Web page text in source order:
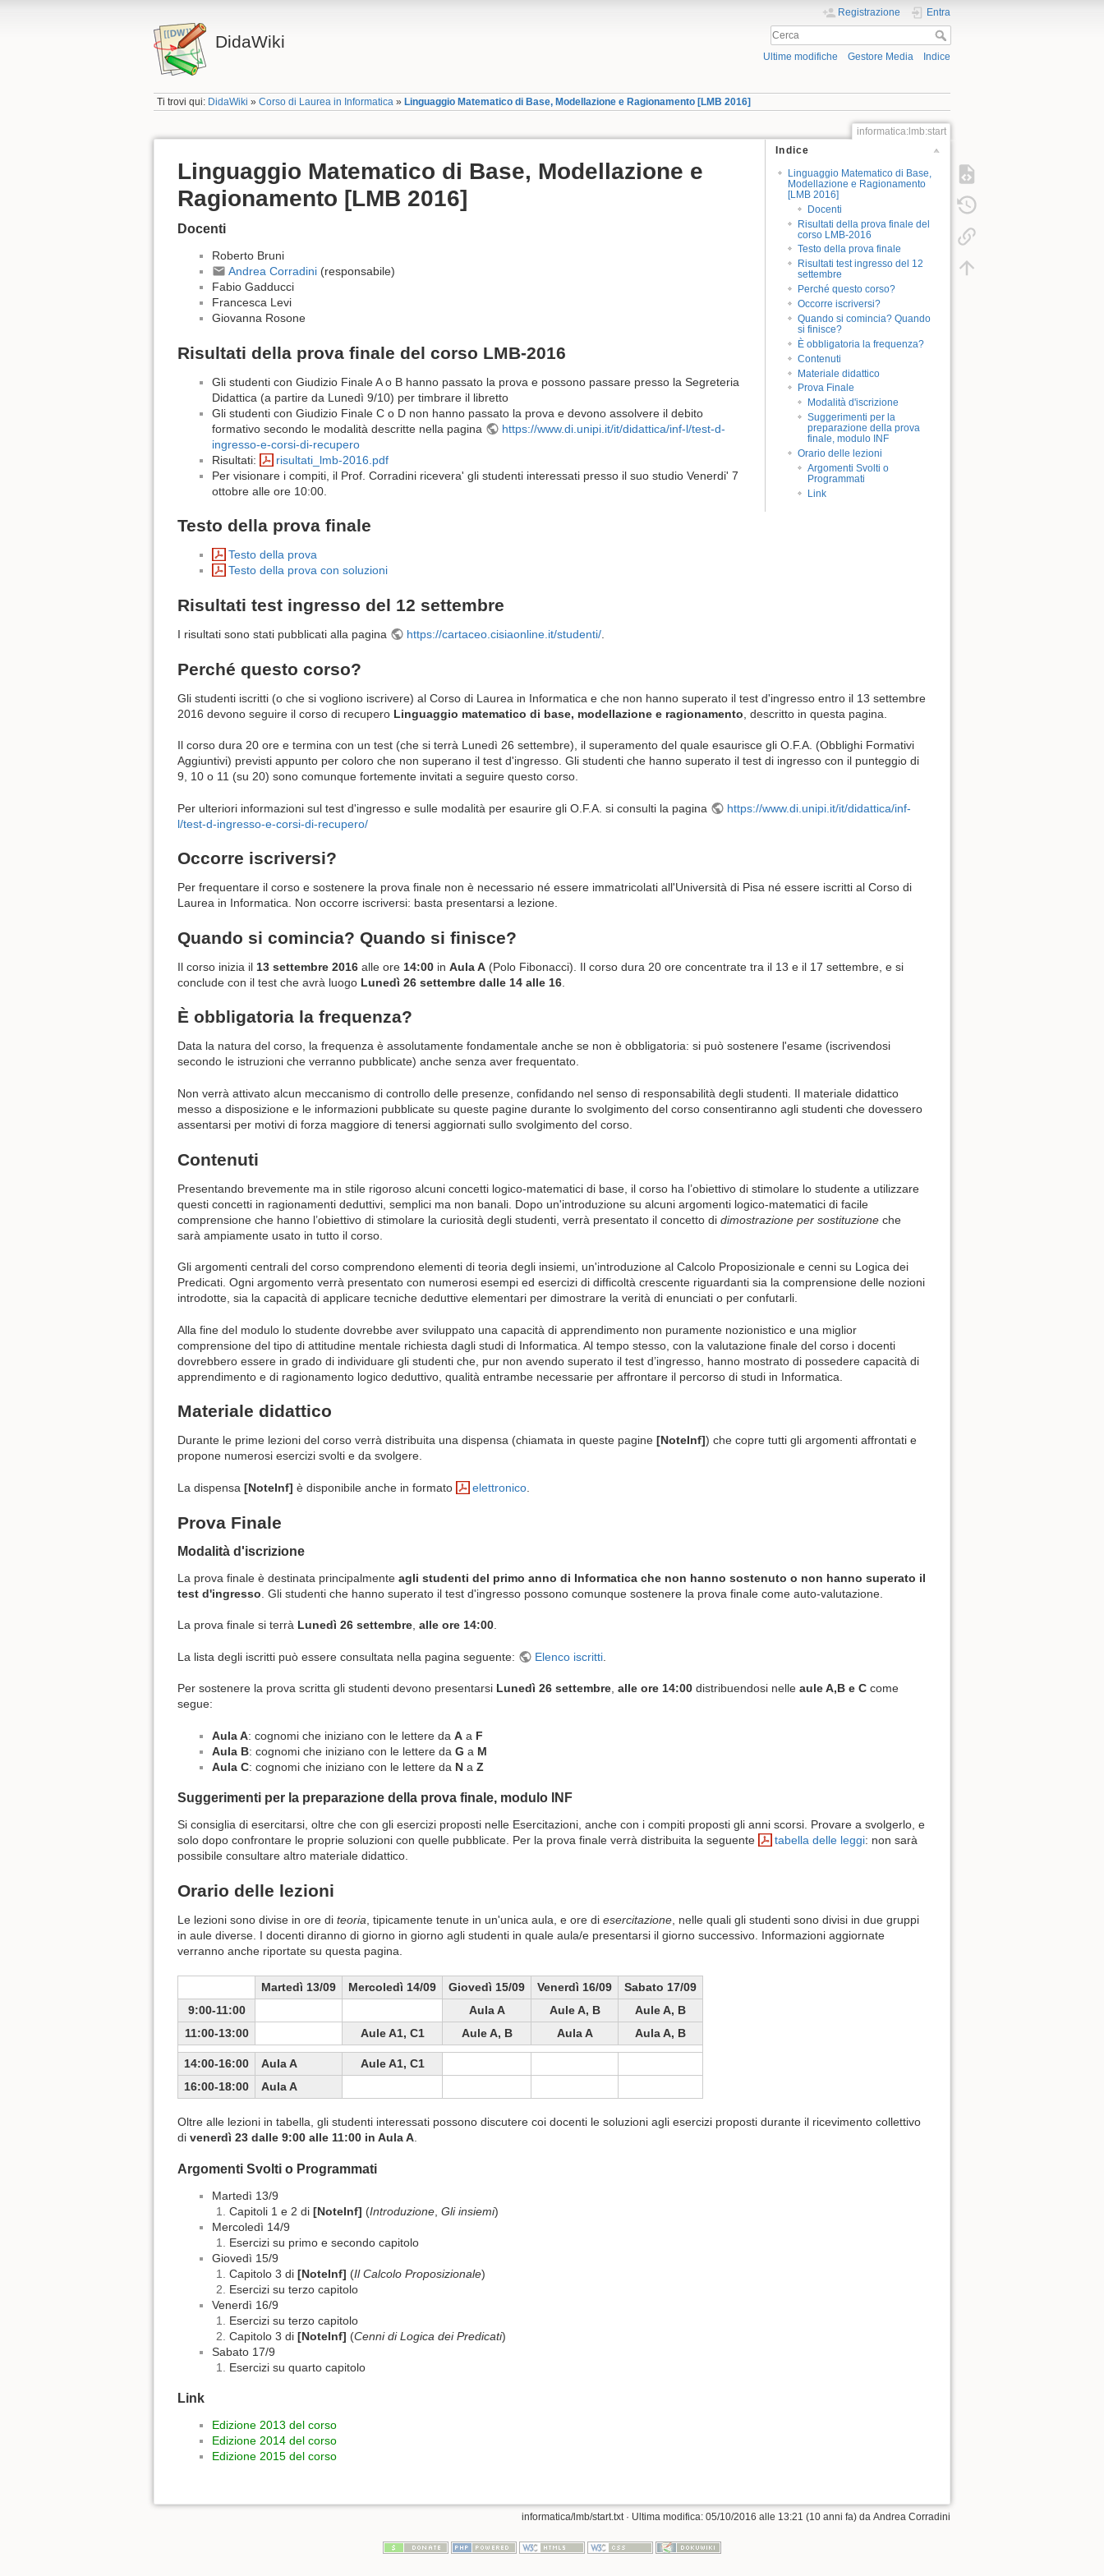
DidaWiki
Registrazione Entra
Ultime modifiche Gestore Media Indice
Ti trovi qui: DidaWiki »Corso di Laurea in Informatica » Linguaggio Matematico di Base, Modellazione e Ragionamento [LMB 2016]
informatica:lmb:start
Indice
Linguaggio Matematico di Base,
Modellazione e Ragionamento
[LMB 2016]
Docenti
Risultati della prova finale del
corso LMB-2016
Testo della prova finale
Risultati test ingresso del 12
settembre
Perché questo corso?
Occorre iscriversi?
Quando si comincia? Quando
si finisce?
È obbligatoria la frequenza?
Contenuti
Materiale didattico
Prova Finale
Modalità d'iscrizione
Suggerimenti per la
preparazione della prova
finale, modulo INF
Orario delle lezioni
Argomenti Svolti o
Programmati
Link
Linguaggio Matematico di Base, Modellazione e
Ragionamento [LMB 2016]
Docenti
Roberto Bruni
Andrea Corradini(responsabile)
Fabio Gadducci
Francesca Levi
Giovanna Rosone
Risultati della prova finale del corso LMB-2016
Gli studenti con Giudizio Finale A o B hanno passato la prova e possono passare presso la Segreteria
Didattica (a partire da Lunedì 9/10) per timbrare il libretto
Gli studenti con Giudizio Finale C o D non hanno passato la prova e devono assolvere il debito
formativo secondo le modalità descritte nella pagina
https://www.di.unipi.it/it/didattica/inf-l/test-d-
ingresso-e-corsi-di-recupero
Risultati:
risultati_lmb-2016.pdf
Per visionare i compiti, il Prof. Corradini ricevera' gli studenti interessati presso il suo studio Venerdi' 7
ottobre alle ore 10:00.
Testo della prova finale
Testo della prova
Testo della prova con soluzioni
Risultati test ingresso del 12 settembre
I risultati sono stati pubblicati alla pagina https://cartaceo.cisiaonline.it/studenti/.
Perché questo corso?
Gli studenti iscritti (o che si vogliono iscrivere) al Corso di Laurea in Informatica e che non hanno superato il test d'ingresso entro il 13 settembre
2016 devono seguire il corso di recupero Linguaggio matematico di base, modellazione e ragionamento , descritto in questa pagina.
Il corso dura 20 ore e termina con un test (che si terrà Lunedì 26 settembre), il superamento del quale esaurisce gli O.F.A. (Obblighi Formativi
Aggiuntivi) previsti appunto per coloro che non superano il test d'ingresso. Gli studenti che hanno superato il test di ingresso con il punteggio di
9, 10 o 11 (su 20) sono comunque fortemente invitati a seguire questo corso.
Per ulteriori informazioni sul test d'ingresso e sulle modalità per esaurire gli O.F.A. si consulti la pagina
https://www.di.unipi.it/it/didattica/inf-
l/test-d-ingresso-e-corsi-di-recupero/
Occorre iscriversi?
Per frequentare il corso e sostenere la prova finale non è necessario né essere immatricolati all'Università di Pisa né essere iscritti al Corso di
Laurea in Informatica. Non occorre iscriversi: basta presentarsi a lezione.
Quando si comincia? Quando si finisce?
Il corso inizia il 13 settembre 2016 alle ore 14:00 in Aula A (Polo Fibonacci). Il corso dura 20 ore concentrate tra il 13 e il 17 settembre, e si
conclude con il test che avrà luogo Lunedì 26 settembre dalle 14 alle 16
È obbligatoria la frequenza?
Data la natura del corso, la frequenza è assolutamente fondamentale anche se non è obbligatoria: si può sostenere l'esame (iscrivendosi
secondo le istruzioni che verranno pubblicate) anche senza aver frequentato.
Non verrà attivato alcun meccanismo di controllo delle presenze, confidando nel senso di responsabilità degli studenti. Il materiale didattico
messo a disposizione e le informazioni pubblicate su queste pagine durante lo svolgimento del corso consentiranno agli studenti che dovessero
assentarsi per motivi di forza maggiore di tenersi aggiornati sullo svolgimento del corso.
Contenuti
Presentando brevemente ma in stile rigoroso alcuni concetti logico-matematici di base, il corso ha l’obiettivo di stimolare lo studente a utilizzare
questi concetti in ragionamenti deduttivi, semplici ma non banali. Dopo un'introduzione su alcuni argomenti logico-matematici di facile
comprensione che hanno l’obiettivo di stimolare la curiosità degli studenti, verrà presentato il concetto di dimostrazione per sostituzione che
sarà ampiamente usato in tutto il corso.
Gli argomenti centrali del corso comprendono elementi di teoria degli insiemi, un'introduzione al Calcolo Proposizionale e cenni su Logica dei
Predicati. Ogni argomento verrà presentato con numerosi esempi ed esercizi di difficoltà crescente riguardanti sia la comprensione delle nozioni
introdotte, sia la capacità di applicare tecniche deduttive elementari per dimostrare la verità di enunciati o per confutarli.
Alla fine del modulo lo studente dovrebbe aver sviluppato una capacità di apprendimento non puramente nozionistico e una miglior
comprensione del tipo di attitudine mentale richiesta dagli studi di Informatica. Al tempo stesso, con la valutazione finale del corso i docenti
dovrebbero essere in grado di individuare gli studenti che, pur non avendo superato il test d’ingresso, hanno mostrato di possedere capacità di
apprendimento e di ragionamento logico deduttivo, qualità entrambe necessarie per affrontare il percorso di studi in Informatica.
Materiale didattico
Durante le prime lezioni del corso verrà distribuita una dispensa (chiamata in queste pagine [NoteInf]) che copre tutti gli argomenti affrontati e
propone numerosi esercizi svolti e da svolgere.
La dispensa [NoteInf] è disponibile anche in formato elettronico.
Prova Finale
Modalità d'iscrizione
La prova finale è destinata principalmente agli studenti del primo anno di Informatica che non hanno sostenuto o non hanno superato il
test d'ingresso . Gli studenti che hanno superato il test d'ingresso possono comunque sostenere la prova finale come auto-valutazione.
La prova finale si terrà Lunedì 26 settembre alle ore 14:00
La lista degli iscritti può essere consultata nella pagina seguente: Elenco iscritti.
Per sostenere la prova scritta gli studenti devono presentarsi Lunedì 26 settembre, alle ore 14:00 distribuendosi nelle aule A,B e C come
segue:
Aula A: cognomi che iniziano con le lettere da A a F
Aula B: cognomi che iniziano con le lettere da G a M
Aula C: cognomi che iniziano con le lettere da N a Z
Suggerimenti per la preparazione della prova finale, modulo INF
Si consiglia di esercitarsi, oltre che con gli esercizi proposti nelle Esercitazioni, anche con i compiti proposti gli anni scorsi. Provare a svolgerlo, e
solo dopo confrontare le proprie soluzioni con quelle pubblicate. Per la prova finale verrà distribuita la seguente
tabella delle leggi: non sarà
possibile consultare altro materiale didattico.
Orario delle lezioni
Le lezioni sono divise in ore di teoria , tipicamente tenute in un'unica aula, e ore di esercitazione , nelle quali gli studenti sono divisi in due gruppi
in aule diverse. I docenti diranno di giorno in giorno agli studenti in quale aula/e presentarsi il giorno successivo. Informazioni aggiornate
verranno anche riportate su questa pagina.
Martedì 13/09 Mercoledì 14/09 Giovedì 15/09 Venerdì 16/09
Sabato 17/09
9:00-11:00
Aula A Aule A, B
Aule A, B
11:00-13:00
Aule A1, C1 Aule A, B Aula A Aula A, B
14:00-16:00 Aula A
Aule A1, C1
16:00-18:00
Aula A
Oltre alle lezioni in tabella, gli studenti interessati possono discutere coi docenti le soluzioni agli esercizi proposti durante il ricevimento collettivo
di venerdì 23 dalle 9:00 alle 11:00 in Aula A.
Argomenti Svolti o Programmati
Martedì 13/9
Capitoli 1 e 2 di [NoteInf] (Introduzione Gli insiemi)
Mercoledì 14/9
Esercizi su primo e secondo capitolo
Giovedì 15/9
Capitolo 3 di [NoteInf] (Il Calcolo Proposizionale)
Esercizi su terzo capitolo
Venerdì 16/9
Esercizi su terzo capitolo
Capitolo 3 di [NoteInf] (Cenni di Logica dei Predicati)
Sabato 17/9
Esercizi su quarto capitolo
Link
Edizione 2013 del corso
Edizione 2014 del corso
Edizione 2015 del corso
informatica/lmb/start.txt· Ultima modifica: 05/10/2016 alle 13:21 (10 anni fa) da Andrea Corradini